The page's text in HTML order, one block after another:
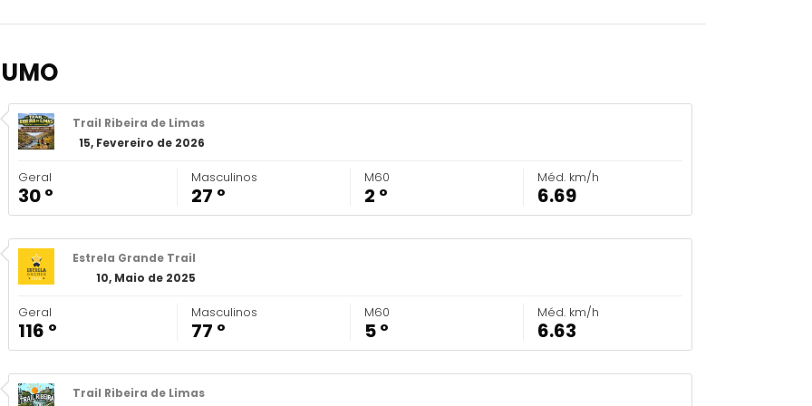
Trail Ribeira de Limas
15, Fevereiro de 2026
Geral
30 º
Masculinos
27 º
M60
2 º
Méd. km/h
6.69
Estrela Grande Trail
10, Maio de 2025
Geral
116 º
Masculinos
77 º
M60
5 º
Méd. km/h
6.63
Trail Ribeira de Limas